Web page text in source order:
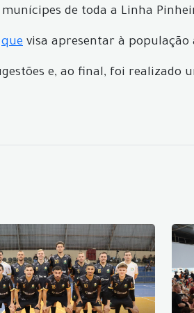
munícipes de toda a Linha
que visa apresentar à população
e, ao final, foi realizado